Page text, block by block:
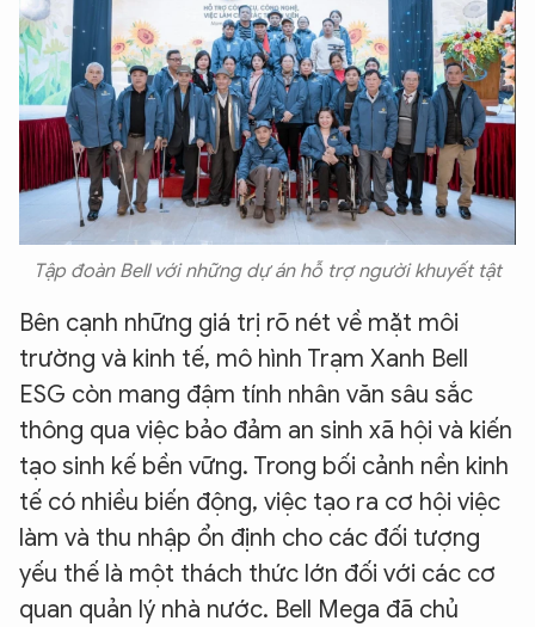
Tập đoàn Bell với những dự án hỗ trợ người khuyết tật
Bên cạnh những giá trị rõ nét về mặt môi
trường và kinh tế, mô hình Trạm Xanh Bell
ESG còn mang đậm tính nhân văn sâu sắc
thông qua việc bảo đảm an sinh xã hội và kiến
tạo sinh kế bền vững. Trong bối cảnh nền kinh
tế có nhiều biến động, việc tạo ra cơ hội việc
làm và thu nhập ổn định cho các đối tượng
yếu thế là một thách thức lớn đối với các cơ
quan quản lý nhà nước. Bell Mega đã chủ